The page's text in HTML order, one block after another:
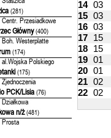
(281)
Przesiadkowe
Główny (400)
Westerplatte
(174)
Polskiego
(175)
PCK/Lisia (76)
n/ż(481)
Prosta
14 03
15 03
16 03
17 15
18 15
19 01
20 01
21 02
22 02